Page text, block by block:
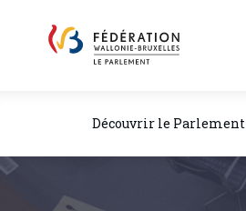
Découvrir le Parlement